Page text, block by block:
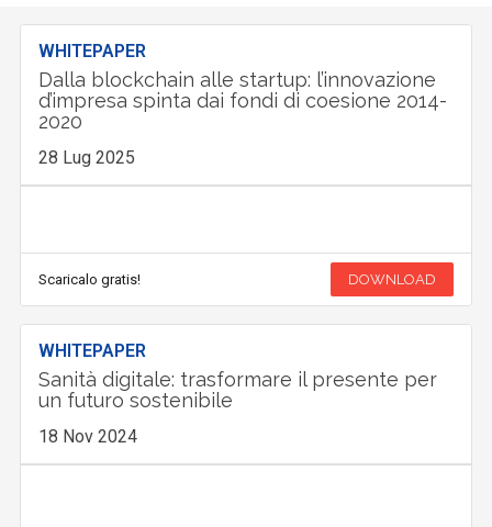
WHITEPAPER
Dalla blockchain alle startup: l’innovazione
d’impresa spinta dai fondi di coesione 2014-
2020
28 Lug 2025
Scaricalo gratis! DOWNLOAD
WHITEPAPER
Sanità digitale: trasformare il presente per
un futuro sostenibile
18 Nov 2024